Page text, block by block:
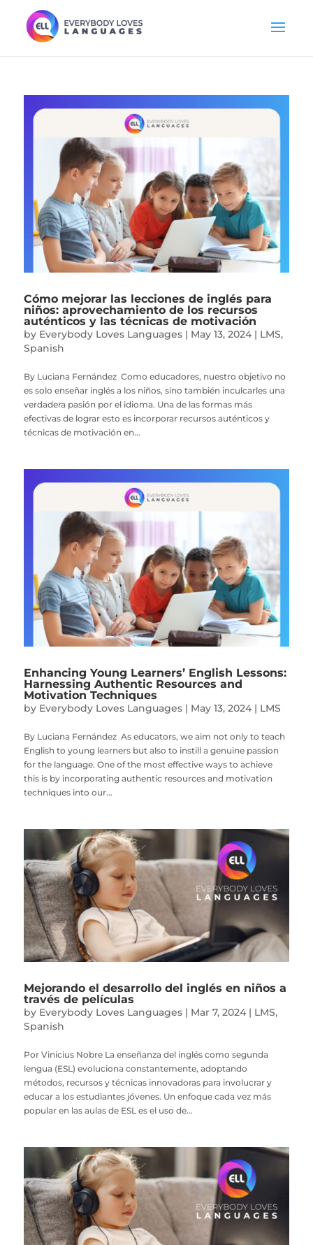
Cómo mejorar las lecciones de inglés para
niños: aprovechamiento de los recursos
auténticos y las técnicas de motivación
by Everybody Loves Languages| May 13, 2024| LMS,
Spanish
By Luciana Fernández Como educadores, nuestro objetivo no
es solo enseñar inglés a los niños, sino también inculcarles una
verdadera pasión por el idioma. Una de las formas más
efectivas de lograr esto es incorporar recursos auténticos y
técnicas de motivación en...
Enhancing Young Learners’ English Lessons:
Harnessing Authentic Resources and
Motivation Techniques
by Everybody Loves Languages| May 13, 2024| LMS
By Luciana Fernández As educators, we aim not only to teach
English to young learners but also to instill a genuine passion
for the language. One of the most effective ways to achieve
this is by incorporating authentic resources and motivation
techniques into our...
Mejorando el desarrollo del inglés en niños a
través de películas
by Everybody Loves Languages| Mar 7, 2024| LMS,
Spanish
Por Vinicius Nobre La enseñanza del inglés como segunda
lengua (ESL) evoluciona constantemente, adoptando
métodos, recursos y técnicas innovadoras para involucrar y
educar a los estudiantes jóvenes. Un enfoque cada vez más
popular en las aulas de ESL es el uso de...